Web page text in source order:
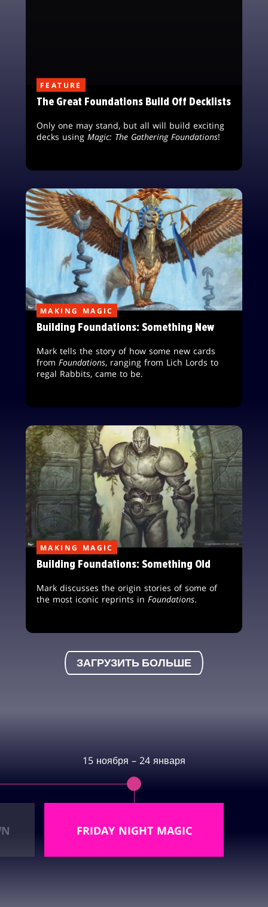
FEATURE
The Great Foundations Build Off Decklists
Only one may stand, but all will build exciting
decks using Magic: The Gathering Foundations!
MAKING MAGIC
Building Foundations: Something New
Mark tells the story of how some new cards
from Foundations, ranging from Lich Lords to
regal Rabbits, came to be.
MAKING MAGIC
Building Foundations: Something Old
Mark discusses the origin stories of some of
the most iconic reprints in Foundations.
ЗАГРУЗИТЬ БОЛЬШЕ
15 ноября – 24 января
FRIDAY NIGHT MAGIC